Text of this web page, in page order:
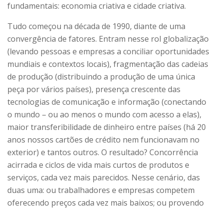
fundamentais: economia criativa e cidade criativa.
Tudo começou na década de 1990, diante de uma
convergência de fatores. Entram nesse rol globalização
(levando pessoas e empresas a conciliar oportunidades
mundiais e contextos locais), fragmentação das cadeias
de produção (distribuindo a produção de uma única
peça por vários países), presença crescente das
tecnologias de comunicação e informação (conectando
o mundo – ou ao menos o mundo com acesso a elas),
maior transferibilidade de dinheiro entre países (há 20
anos nossos cartões de crédito nem funcionavam no
exterior) e tantos outros. O resultado? Concorrência
acirrada e ciclos de vida mais curtos de produtos e
serviços, cada vez mais parecidos. Nesse cenário, das
duas uma: ou trabalhadores e empresas competem
oferecendo preços cada vez mais baixos; ou provendo